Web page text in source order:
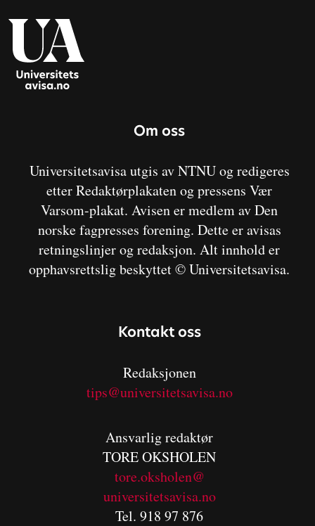
Om oss
Universitetsavisa utgis av NTNU og redigeres
etter Redaktørplakaten og pressens Vær
Varsom-plakat. Avisen er medlem av Den
norske fagpresses forening. Dette er avisas
retningslinjer og redaksjon. Alt innhold er
opphavsrettslig beskyttet © Universitetsavisa.
Kontakt oss
Redaksjonen
tips@universitetsavisa.no
Ansvarlig redaktør
TORE OKSHOLEN
tore.oksholen@
universitetsavisa.no
Tel. 918 97 876